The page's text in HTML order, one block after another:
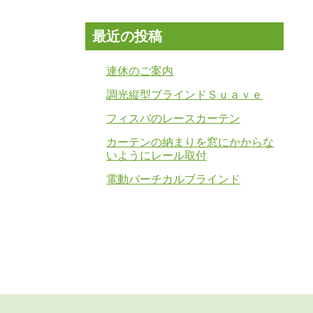
最近の投稿
連休のご案内
調光縦型ブラインドＳｕａｖｅ
フィスバのレースカーテン
カーテンの納まりを窓にかからな
いようにレール取付
電動バーチカルブラインド